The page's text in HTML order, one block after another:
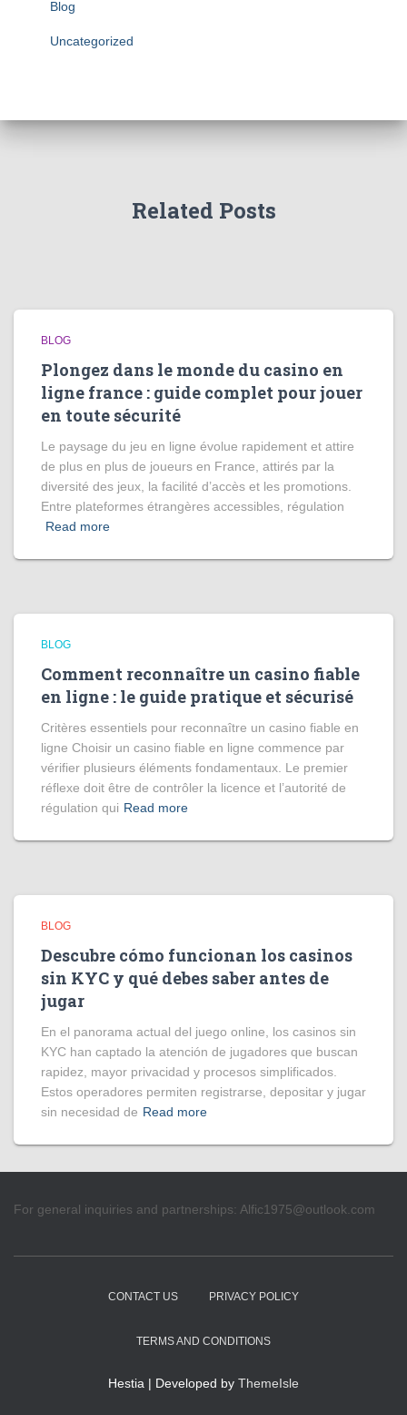
Blog
Uncategorized
Related Posts
BLOG
Plongez dans le monde du casino en
ligne france : guide complet pour jouer
en toute sécurité
Le paysage du jeu en ligne évolue rapidement et attire
de plus en plus de joueurs en France, attirés par la
diversité des jeux, la facilité d’accès et les promotions.
Entre plateformes étrangères accessibles, régulation
Read more
BLOG
Comment reconnaître un casino fiable
en ligne : le guide pratique et sécurisé
Critères essentiels pour reconnaître un casino fiable en
ligne Choisir un casino fiable en ligne commence par
vérifier plusieurs éléments fondamentaux. Le premier
réflexe doit être de contrôler la licence et l’autorité de
régulation qui Read more
BLOG
Descubre cómo funcionan los casinos
sin KYC y qué debes saber antes de
jugar
En el panorama actual del juego online, los casinos sin
KYC han captado la atención de jugadores que buscan
rapidez, mayor privacidad y procesos simplificados.
Estos operadores permiten registrarse, depositar y jugar
sin necesidad de Read more
For general inquiries and partnerships: Alfic1975@outlook.com
CONTACT US PRIVACY POLICY
TERMS AND CONDITIONS
Hestia | Developed by ThemeIsle